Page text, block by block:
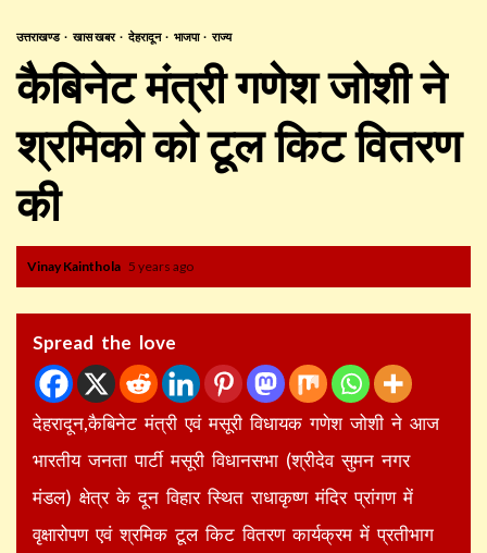
उत्तराखण्ड खास खबर देहरादून भाजपा राज्य
कैबिनेट मंत्री गणेश जोशी ने
श्रमिको को टूल किट वितरण
की
Vinay Kainthola 5 years ago
Spread the love
देहरादून,कैबिनेट मंत्री एवं मसूरी विधायक गणेश जोशी ने आज
भारतीय जनता पार्टी मसूरी विधानसभा (श्रीदेव सुमन नगर
मंडल) क्षेत्र के दून विहार स्थित राधाकृष्ण मंदिर प्रांगण में
वृक्षारोपण एवं श्रमिक टूल किट वितरण कार्यक्रम में प्रतीभाग